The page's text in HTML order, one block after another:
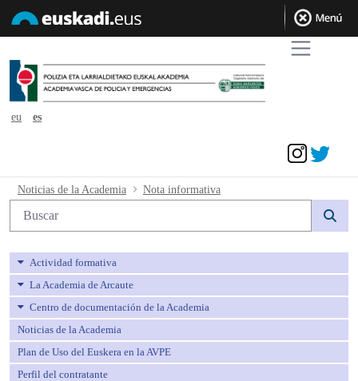
eu
es
Nota informativa - avpe
Noticias de la Academia Nota informativa
Búsqueda web
Actividad formativa
La Academia de Arcaute
Centro de documentación de la Academia
Noticias de la Academia
Plan de Uso del Euskera en la AVPE
Perfil del contratante